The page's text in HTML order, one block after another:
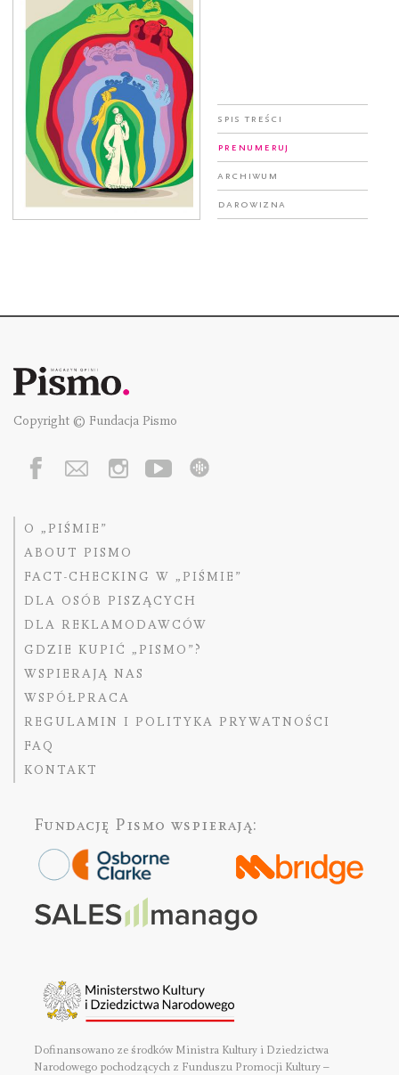
Spis treści
Prenumeruj
Archiwum
Darowizna
Copyright © Fundacja Pismo
O „PIŚMIE”
ABOUT PISMO
FACT-CHECKING W „PIŚMIE”
DLA OSÓB PISZĄCYCH
DLA REKLAMODAWCÓW
GDZIE KUPIĆ „PISMO”?
WSPIERAJĄ NAS
WSPÓŁPRACA
REGULAMIN I POLITYKA PRYWATNOŚCI
FAQ
KONTAKT
Fundację Pismo wspierają:
Dofinansowano ze środków Ministra Kultury i Dziedzictwa
Narodowego pochodzących z Funduszu Promocji Kultury –